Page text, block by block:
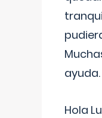
ayuda.
Hola